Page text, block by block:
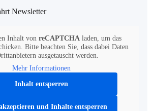
Newsletter
Inhalt von reCAPTCHA laden, um das
Bitte beachten Sie, dass dabei Daten
ausgetauscht werden.
Mehr Informationen
Inhalt entsperren
und Inhalte entsperren